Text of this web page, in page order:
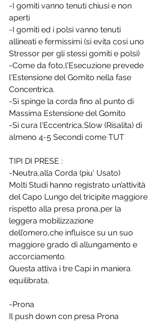
-I gomiti vanno tenuti chiusi e non
aperti
-I gomiti ed i polsi vanno tenuti
allineati e fermissimi (si evita cosi uno
Stressor per gli stessi gomiti e polsi)
-Come da foto,l'Esecuzione prevede
l'Estensione del Gomito nella fase
Concentrica.
-Si spinge la corda fino al punto di
Massima Estensione del Gomito
-Si cura l'Eccentrica,Slow (Risalita) di
almeno 4-5 Secondi come TUT
TIPI DI PRESE :
-Neutra,alla Corda (piu' Usato)
Molti Studi hanno registrato un’attività
del Capo Lungo del tricipite maggiore
rispetto alla presa prona,per la
leggera mobilizzazione
dell’omero,che influisce su un suo
maggiore grado di allungamento e
accorciamento.
Questa attiva i tre Capi in maniera
equilibrata.
-Prona
Il push down con presa Prona